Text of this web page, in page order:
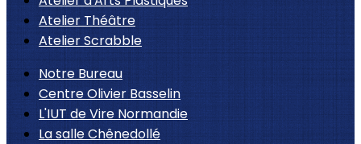
Atelier Théâtre
Atelier Scrabble
Notre Bureau
Centre Olivier Basselin
L'IUT de Vire Normandie
La salle Chênedollé